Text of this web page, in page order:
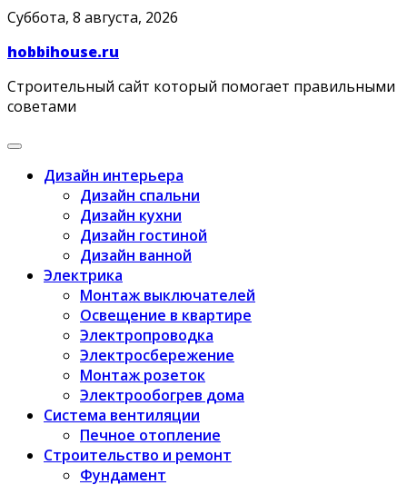
Skip
content
Суббота, 8 августа, 2026
hobbihouse.ru
Строительный сайт который помогает правильными
советами
Дизайн интерьера
Дизайн спальни
Дизайн кухни
Дизайн гостиной
Дизайн ванной
Электрика
Монтаж выключателей
Освещение в квартире
Электропроводка
Электросбережение
Монтаж розеток
Электрообогрев дома
Система вентиляции
Печное отопление
Строительство и ремонт
Фундамент